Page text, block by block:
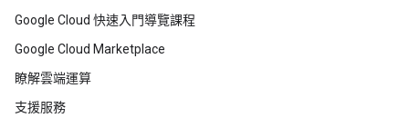
Google Cloud 快速入門導覽課程
Google Cloud Marketplace
瞭解雲端運算
支援服務